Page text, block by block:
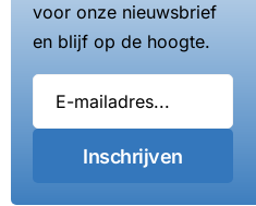
voor onze nieuwsbrief
en blijf op de hoogte.
Inschrijven